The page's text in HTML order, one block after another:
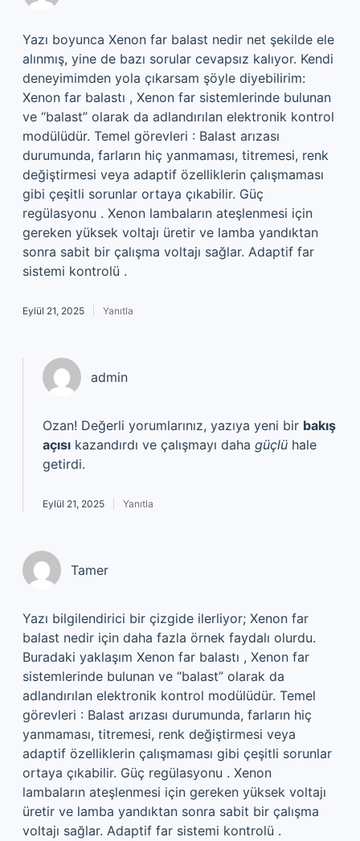
Yazı boyunca Xenon far balast nedir net şekilde ele
alınmış, yine de bazı sorular cevapsız kalıyor. Kendi
deneyimimden yola çıkarsam şöyle diyebilirim:
Xenon far balastı , Xenon far sistemlerinde bulunan
ve “balast” olarak da adlandırılan elektronik kontrol
modülüdür. Temel görevleri : Balast arızası
durumunda, farların hiç yanmaması, titremesi, renk
değiştirmesi veya adaptif özelliklerin çalışmaması
gibi çeşitli sorunlar ortaya çıkabilir. Güç
regülasyonu . Xenon lambaların ateşlenmesi için
gereken yüksek voltajı üretir ve lamba yandıktan
sonra sabit bir çalışma voltajı sağlar. Adaptif far
sistemi kontrolü .
Eylül 21, 2025 Yanıtla
admin
Ozan! Değerli yorumlarınız, yazıya yeni bir bakış
açısı kazandırdı ve çalışmayı daha güçlü hale
getirdi.
Eylül 21, 2025 Yanıtla
Tamer
Yazı bilgilendirici bir çizgide ilerliyor; Xenon far
balast nedir için daha fazla örnek faydalı olurdu.
Buradaki yaklaşım Xenon far balastı , Xenon far
sistemlerinde bulunan ve “balast” olarak da
adlandırılan elektronik kontrol modülüdür. Temel
görevleri : Balast arızası durumunda, farların hiç
yanmaması, titremesi, renk değiştirmesi veya
adaptif özelliklerin çalışmaması gibi çeşitli sorunlar
ortaya çıkabilir. Güç regülasyonu . Xenon
lambaların ateşlenmesi için gereken yüksek voltajı
üretir ve lamba yandıktan sonra sabit bir çalışma
voltajı sağlar. Adaptif far sistemi kontrolü .